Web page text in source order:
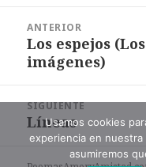
entradas
ANTERIOR
Entrada
anterior:
Los espejos
imágenes)
SIGUIENTE
Entrada
siguiente:
Líneas
Usamos cookies
experiencia en
asumiremos